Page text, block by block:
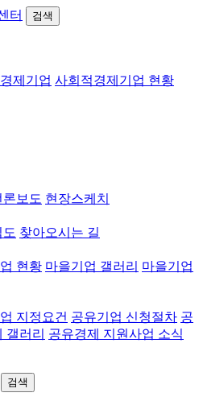
터 검색
제기업 사회적경제기업 현황
론보도 현장스케치
도 찾아오시는 길
현황 마을기업 갤러리 마을기업
지정요건 공유기업 신청절차 공
갤러리 공유경제 지원사업 소식
검색